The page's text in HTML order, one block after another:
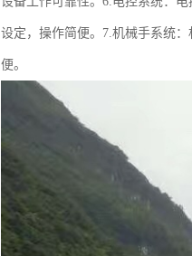
设定，操作简便。7.机械手系统
便。